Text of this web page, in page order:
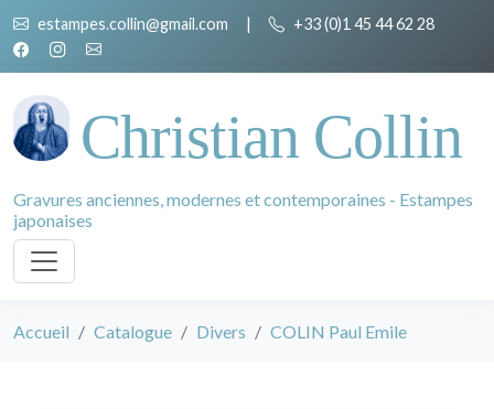
estampes.collin@gmail.com | +33 (0)1 45 44 62 28
Christian Collin
Gravures anciennes, modernes et contemporaines - Estampes
japonaises
Accueil Catalogue Divers COLIN Paul Emile